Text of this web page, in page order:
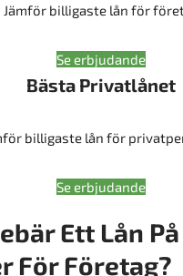
Jämför billigaste lån för
Se erbjudande
Bästa Privatlånet
billigaste lån för
Se erbjudande
Ett Lån På
För Företag?